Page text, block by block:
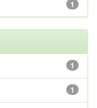
1
1
1